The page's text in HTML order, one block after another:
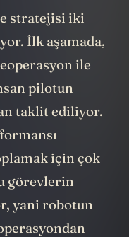
stratejisi iki
İlk aşamada,
ile
pilotun
taklit ediliyor.
için çok
görevlerin
yani robotun